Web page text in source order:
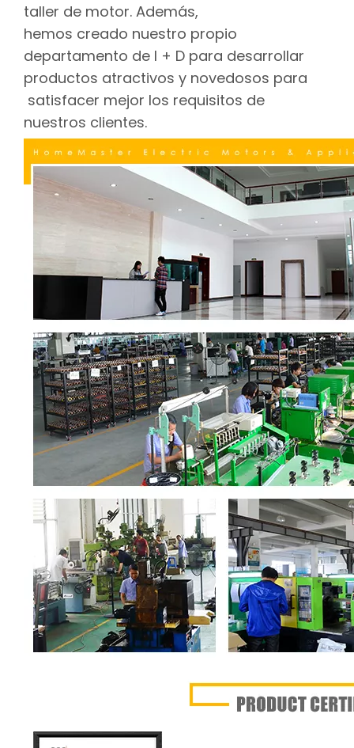
taller de motor. Además,
hemos creado nuestro propio
departamento de I + D para desarrollar
productos atractivos y novedosos para
satisfacer mejor los requisitos de
nuestros clientes.